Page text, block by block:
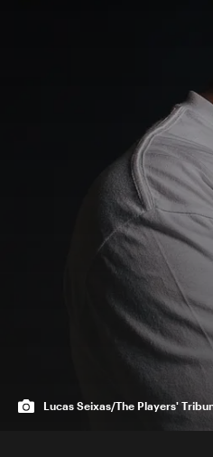
Lucas Seixas/The Players'